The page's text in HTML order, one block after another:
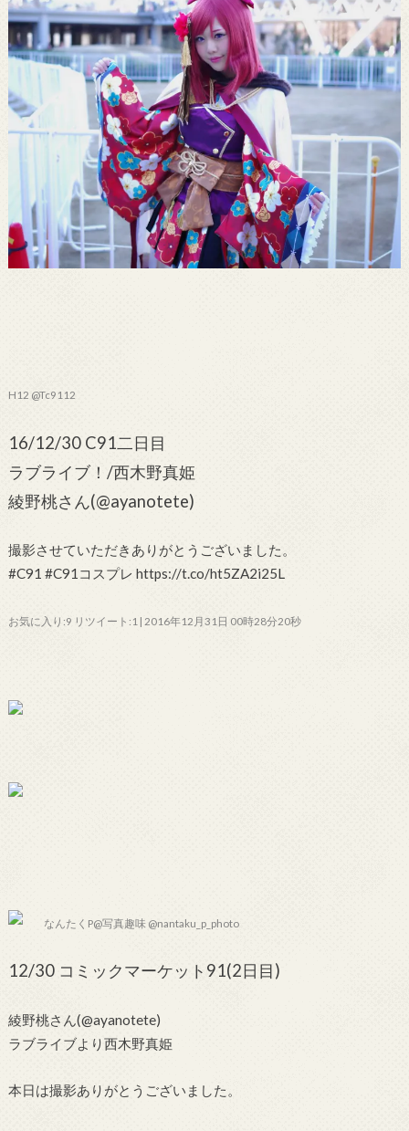
H12 @Tc9112
16/12/30 C91二日目
ラブライブ！/西木野真姫
綾野桃さん(@ayanotete)
撮影させていただきありがとうございました。
#C91 #C91コスプレ https://t.co/ht5ZA2i25L
お気に入り:9 リツイート:1 | 2016年12月31日 00時28分20秒
なんたくP@写真趣味 @nantaku_p_photo
12/30 コミックマーケット91(2日目)
綾野桃さん(@ayanotete)
ラブライブより西木野真姫
本日は撮影ありがとうございました。